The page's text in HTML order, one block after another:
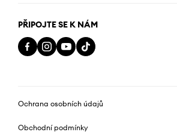
PŘIPOJTE SE K NÁM
Ochrana osobních údajů
Obchodní podmínky